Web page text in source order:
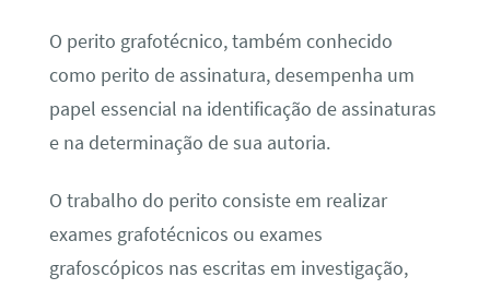
O perito grafotécnico, também conhecido
como perito de assinatura, desempenha um
papel essencial na identificação de assinaturas
e na determinação de sua autoria.
O trabalho do perito consiste em realizar
exames grafotécnicos ou exames
grafoscópicos nas escritas em investigação,